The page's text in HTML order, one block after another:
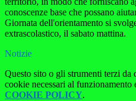
conoscenze base che possano
Giornata dell'orientamento si
extrascolastico, il sabato mattina.
Notizie
Questo sito o gli strumenti terzi
cookie necessari al
COOKIE POLICY.